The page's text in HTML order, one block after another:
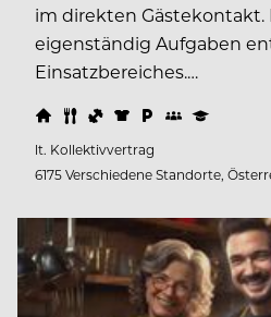
im direkten
eigenständig Aufgaben
Einsatzbereiches.…
lt. Kollektivvertrag
6175 Verschiedene Standorte,